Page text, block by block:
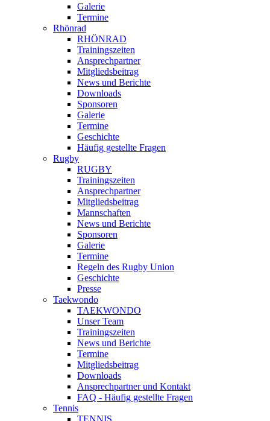
Galerie
Termine
Rhönrad
RHÖNRAD
Trainingszeiten
Ansprechpartner
Mitgliedsbeitrag
News und Berichte
Downloads
Sponsoren
Galerie
Termine
Geschichte
Häufig gestellte Fragen
Rugby
RUGBY
Trainingszeiten
Ansprechpartner
Mitgliedsbeitrag
Mannschaften
News und Berichte
Sponsoren
Galerie
Termine
Regeln des Rugby Union
Geschichte
Presse
Taekwondo
TAEKWONDO
Unser Team
Trainingszeiten
News und Berichte
Termine
Mitgliedsbeitrag
Downloads
Ansprechpartner und Kontakt
FAQ - Häufig gestellte Fragen
Tennis
TENNIS